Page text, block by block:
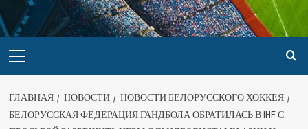
ГЛАВНАЯ НОВОСТИ
НОВОСТИ БЕЛОРУССКОГО ХОККЕЯ
БЕЛОРУССКАЯ ФЕДЕРАЦИЯ ГАНДБОЛА ОБРАТИЛАСЬ В IHF С